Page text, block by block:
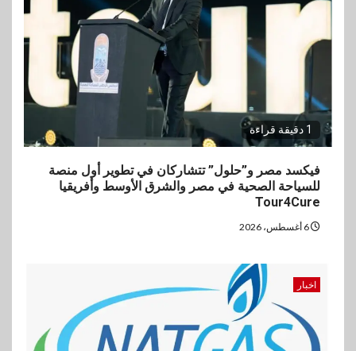
1 دقيقة قراءة
فيكسد مصر و”حلول” تتشاركان في تطوير أول منصة
للسياحة الصحية في مصر والشرق الأوسط وأفريقيا
Tour4Cure
اخبار